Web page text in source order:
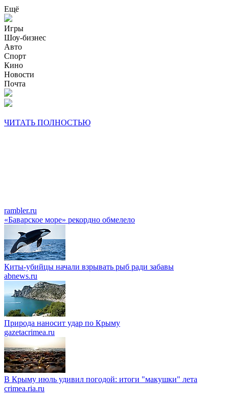
Ещё
Игры
Шоу-бизнес
Авто
Спорт
Кино
Новости
Почта
ЧИТАТЬ ПОЛНОСТЬЮ
rambler.ru
«Баварское море» рекордно обмелело
Киты-убийцы начали взрывать рыб ради забавы
abnews.ru
Природа наносит удар по Крыму
gazetacrimea.ru
В Крыму июль удивил погодой: итоги "макушки" лета
crimea.ria.ru